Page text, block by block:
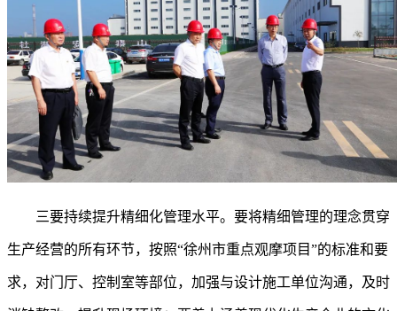
三要持续提升精细化管理水平。 要将精细管理的理念贯穿
生产经营的所有环节，按照“徐州市重点观摩项目”的标准和要
求，对门厅、控制室等部位，加强与设计施工单位沟通，及时